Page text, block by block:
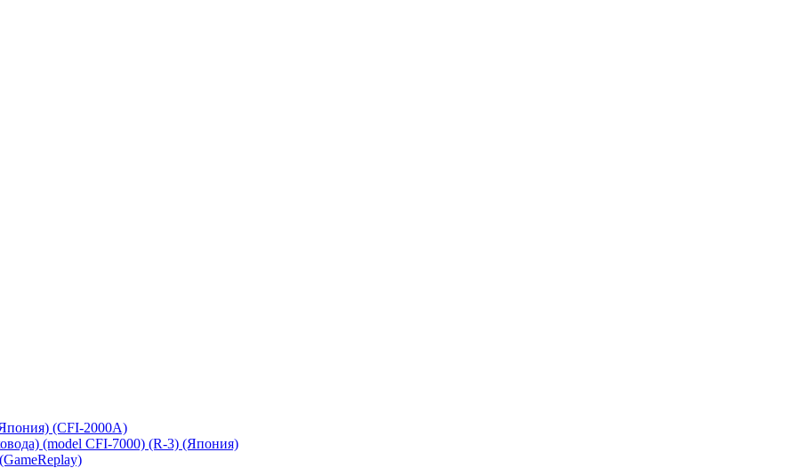
(CFI-2000A)
(model CFI-7000) (R-3) (Япония)